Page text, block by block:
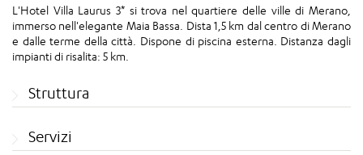
L'Hotel Villa Laurus 3* si trova nel quartiere delle ville di Merano,
immerso nell'elegante Maia Bassa. Dista 1,5 km dal centro di Merano
e dalle terme della città. Dispone di piscina esterna. Distanza dagli
impianti di risalita: 5 km.
Struttura
Servizi